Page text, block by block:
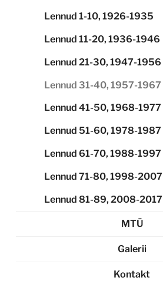
Lennud 1-10, 1926-1935
Lennud 11-20, 1936-1946
Lennud 21-30, 1947-1956
Lennud 31-40, 1957-1967
Lennud 41-50, 1968-1977
Lennud 51-60, 1978-1987
Lennud 61-70, 1988-1997
Lennud 71-80, 1998-2007
Lennud 81-89, 2008-2017
MTÜ
Galerii
Kontakt